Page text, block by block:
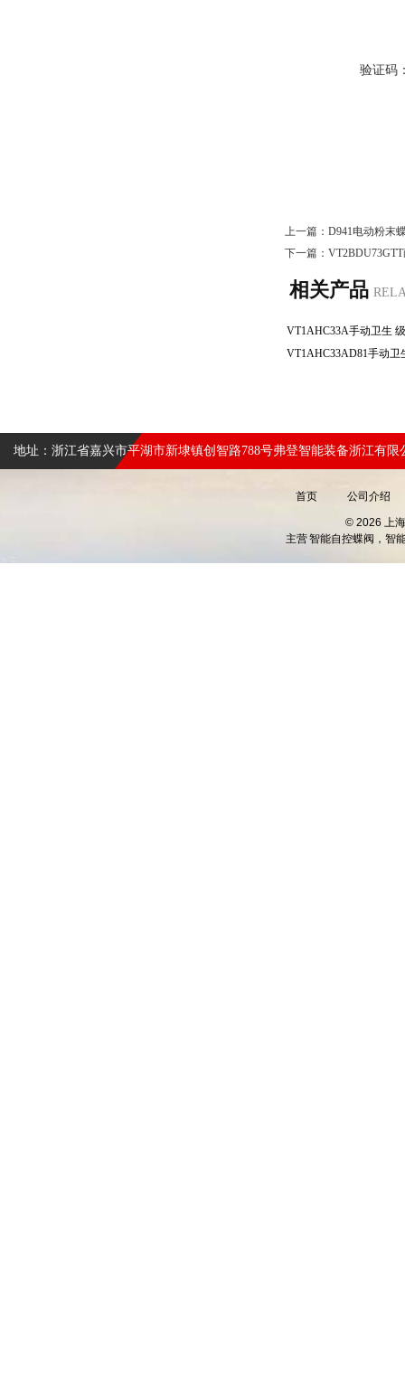
验证码
上一篇： D941电动粉末
下一篇：
相关产品
地址：浙江省嘉兴市平湖市新埭镇创智路788号弗登智能装备浙江有限
首页 公司介绍
© 2026 上
主营智能自控蝶阀，智